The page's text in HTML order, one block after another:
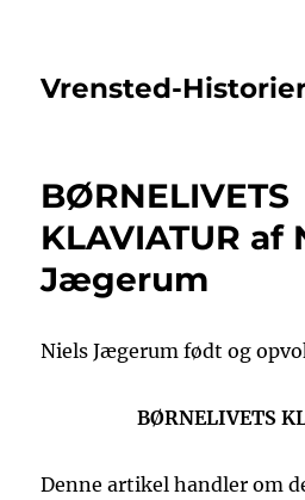
Vrensted-
BØRNELIVETS
KLAVIATUR af
Jægerum
Niels Jægerum født og
BØRNELIVETS
Denne artikel handler om